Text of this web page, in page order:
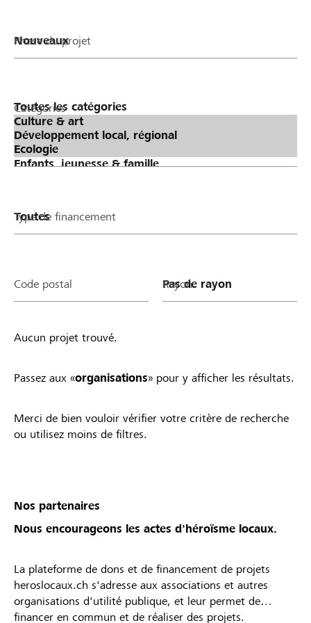
Phase du projet
Catégories
Type de financement
Code postal Rayon
Aucun projet trouvé.
Passez aux «organisations» pour y afficher les résultats.
Merci de bien vouloir vérifier votre critère de recherche
ou utilisez moins de filtres.
Nos partenaires
Nous encourageons les actes d'héroïsme locaux.
La plateforme de dons et de financement de projets
heroslocaux.ch s'adresse aux associations et autres
organisations d'utilité publique, et leur permet de
financer en commun et de réaliser des projets.